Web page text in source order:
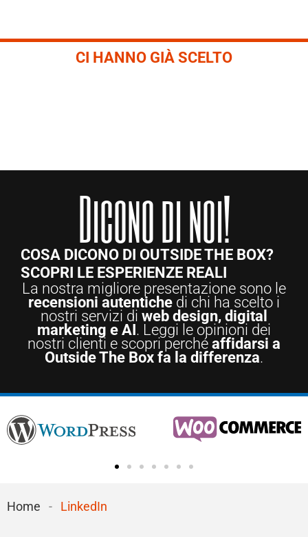
CI HANNO GIÀ SCELTO
Dicono di noi!
COSA DICONO DI OUTSIDE THE BOX?
SCOPRI LE ESPERIENZE REALI
La nostra migliore presentazione sono le
recensioni autentiche di chi ha scelto i
nostri servizi di web design, digital
marketing e AI. Leggi le opinioni dei
nostri clienti e scopri perché affidarsi a
Outside The Box fa la differenza.
Home - LinkedIn